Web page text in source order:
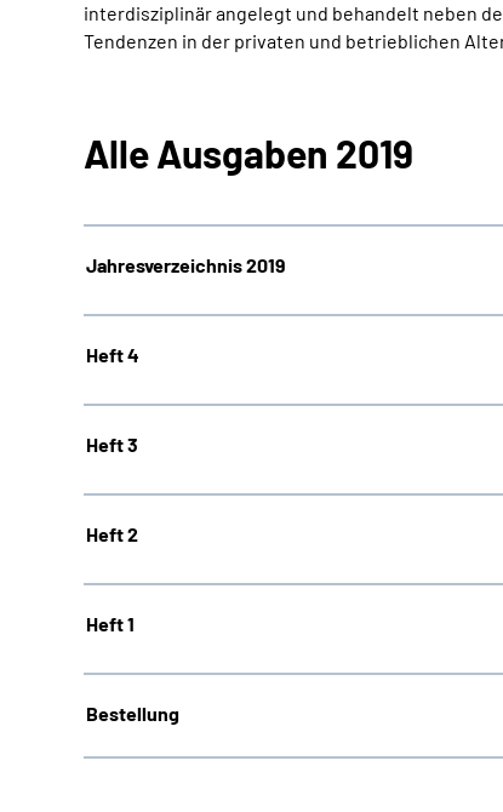
interdisziplinär angelegt und behandelt neben
Tendenzen in der privaten und betrieblichen
Alle Ausgaben 2019
Jahresverzeichnis 2019
Heft 4
Heft 3
Heft 2
Heft 1
Bestellung